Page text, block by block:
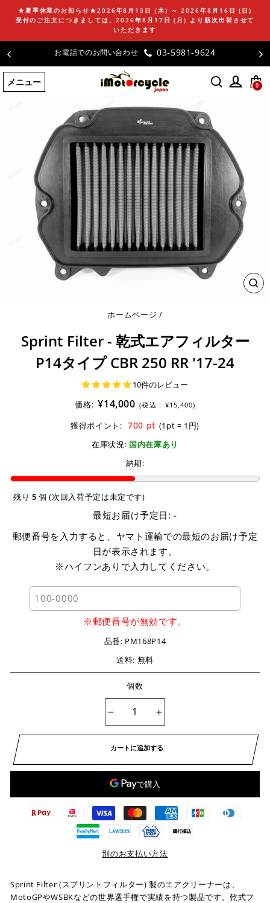
ン
ツ
に
ス
キ
★夏季休業のお知らせ★2026年8月13日 (木) ～ 2026年8月16日 (日)
受付のご注文につきましては、2026年8月17日 (月) より順次出荷させて
いただきます
お客様の声
メニュー 0
閉
ホームページ /
Sprint Filter - 乾式エアフィルター
P14タイプ CBR 250 RR '17-24
10件のレビュー
価格: ¥14,000 (税込 : ¥15,400)
獲得ポイント: 700 pt (1pt = 1円)
在庫状況: 国内在庫あり
納期:
残り 5 個 (次回入荷予定は未定です)
最短お届け予定日: -
郵便番号を入力すると、ヤマト運輸での最短のお届け予定
日が表示されます。
※ハイフンありで入力してください。
※郵便番号が無効です。
品番: PM168P14
送料: 無料
個数
カートに追加する
別のお支払い方法
Sprint Filter (スプリントフィルター) 製のエアクリーナーは、
MotoGPやWSBKなどの世界選手権で実績を持つ製品です。乾式フ